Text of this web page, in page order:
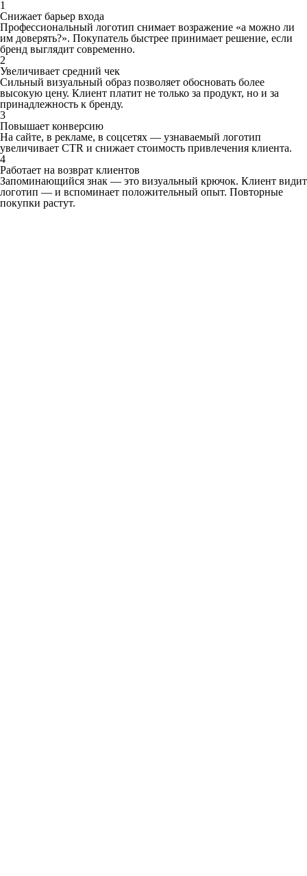
1
Снижает барьер входа
Профессиональный логотип снимает возражение «а можно ли
им доверять?». Покупатель быстрее принимает решение, если
бренд выглядит современно.
2
Увеличивает средний чек
Сильный визуальный образ позволяет обосновать более
высокую цену. Клиент платит не только за продукт, но и за
принадлежность к бренду.
3
Повышает конверсию
На сайте, в рекламе, в соцсетях — узнаваемый логотип
увеличивает CTR и снижает стоимость привлечения клиента.
4
Работает на возврат клиентов
Запоминающийся знак — это визуальный крючок. Клиент видит
логотип — и вспоминает положительный опыт. Повторные
покупки растут.